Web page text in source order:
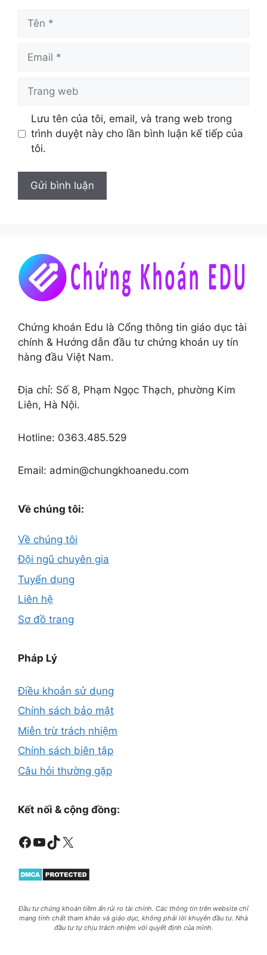
Tên
Email
Trang
Lưu tên của tôi, email, và trang web trong
trình duyệt này cho lần bình luận kế tiếp của
tôi.
Chứng khoán Edu là Cổng thông tin giáo dục tài
chính & Hướng dẫn đầu tư chứng khoán uy tín
hàng đầu Việt Nam.
Địa chỉ: Số 8, Phạm Ngọc Thạch, phường Kim
Liên, Hà Nội.
Hotline: 0363.485.529
Email: admin@chungkhoanedu.com
Về chúng tôi:
Về chúng tôi
Đội ngũ chuyên gia
Tuyển dụng
Liên hệ
Sơ đồ trang
Pháp Lý
Điều khoản sử dụng
Chính sách bảo mật
Miễn trừ trách nhiệm
Chính sách biên tập
Câu hỏi thường gặp
Kết nối & cộng đồng:
Facebook
Youtube
TikTok
X
Đầu tư chứng khoán tiềm ẩn rủi ro tài chính. Các thông tin trên website chỉ
mang tính chất tham khảo và giáo dục, không phải lời khuyên đầu tư. Nhà
đầu tư tự chịu trách nhiệm với quyết định của mình.